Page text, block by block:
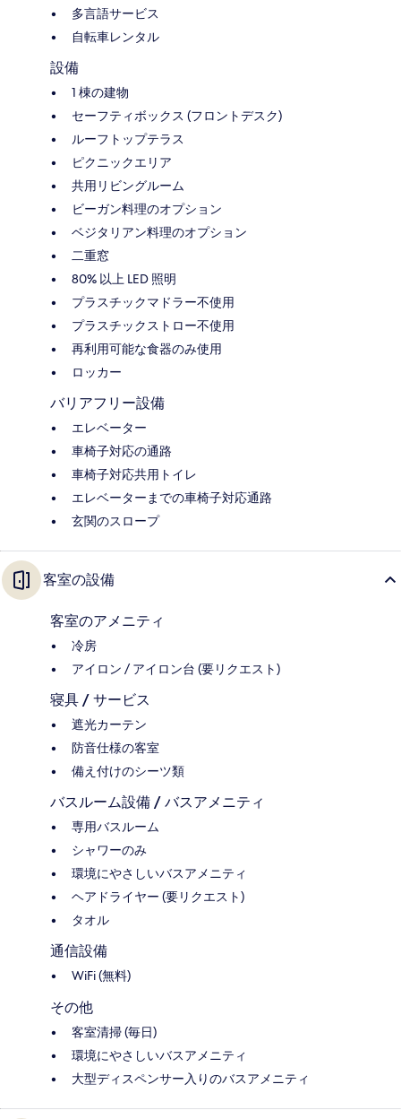
多言語サービス
自転車レンタル
設備
1 棟の建物
セーフティボックス (フロントデスク)
ルーフトップテラス
ピクニックエリア
共用リビングルーム
ビーガン料理のオプション
ベジタリアン料理のオプション
二重窓
80% 以上 LED 照明
プラスチックマドラー不使用
プラスチックストロー不使用
再利用可能な食器のみ使用
ロッカー
バリアフリー設備
エレベーター
車椅子対応の通路
車椅子対応共用トイレ
エレベーターまでの車椅子対応通路
玄関のスロープ
客室の設備
客室のアメニティ
冷房
アイロン / アイロン台 (要リクエスト)
寝具 / サービス
遮光カーテン
防音仕様の客室
備え付けのシーツ類
バスルーム設備 / バスアメニティ
専用バスルーム
シャワーのみ
環境にやさしいバスアメニティ
ヘアドライヤー (要リクエスト)
タオル
通信設備
WiFi (無料)
その他
客室清掃 (毎日)
環境にやさしいバスアメニティ
大型ディスペンサー入りのバスアメニティ